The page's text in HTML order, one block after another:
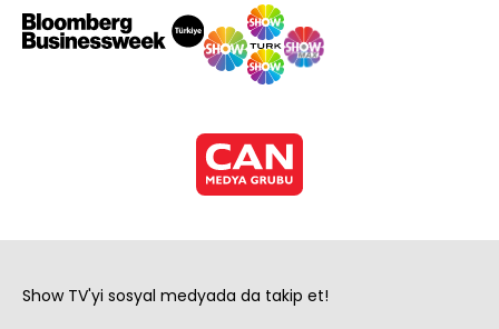
Show TV'yi sosyal medyada da takip et!